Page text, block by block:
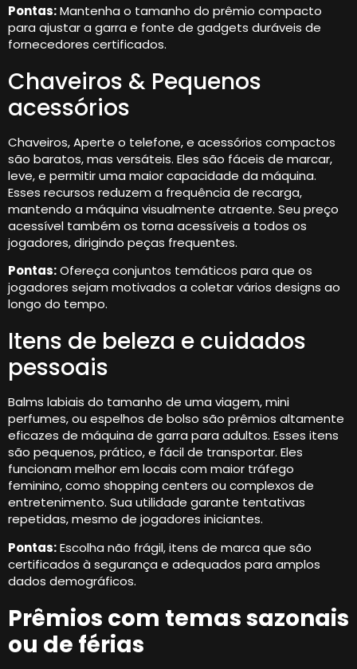
Pontas:Mantenha o tamanho do prêmio compacto
para ajustar a garra e fonte de gadgets duráveis ​​de
fornecedores certificados.
Chaveiros & Pequenos
acessórios
Chaveiros, Aperte o telefone, e acessórios compactos
são baratos, mas versáteis. Eles são fáceis de marcar,
leve, e permitir uma maior capacidade da máquina.
Esses recursos reduzem a frequência de recarga,
mantendo a máquina visualmente atraente. Seu preço
acessível também os torna acessíveis a todos os
jogadores, dirigindo peças frequentes.
Pontas:Ofereça conjuntos temáticos para que os
jogadores sejam motivados a coletar vários designs ao
longo do tempo.
Itens de beleza e cuidados
pessoais
Balms labiais do tamanho de uma viagem, mini
perfumes, ou espelhos de bolso são prêmios altamente
eficazes de máquina de garra para adultos. Esses itens
são pequenos, prático, e fácil de transportar. Eles
funcionam melhor em locais com maior tráfego
feminino, como shopping centers ou complexos de
entretenimento. Sua utilidade garante tentativas
repetidas, mesmo de jogadores iniciantes.
Pontas:Escolha não frágil, itens de marca que são
certificados à segurança e adequados para amplos
dados demográficos.
Prêmios com temas sazonais
ou de férias